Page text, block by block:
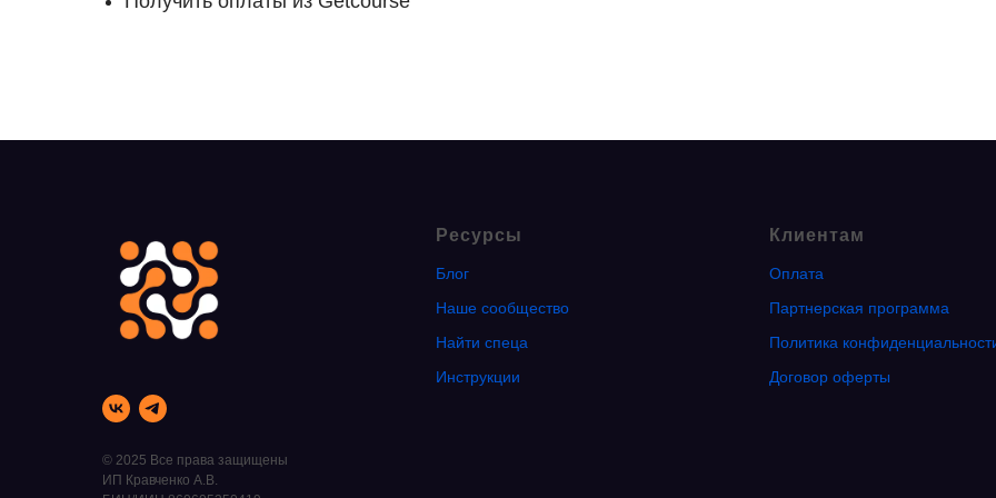
© 2025 Все права защищены
ИП Кравченко А.В.
Ресурсы
Блог
Наше сообщество
Найти спеца
Инструкции
Клиентам
Оплата
Партнерская программа
Политика
Договор оферты